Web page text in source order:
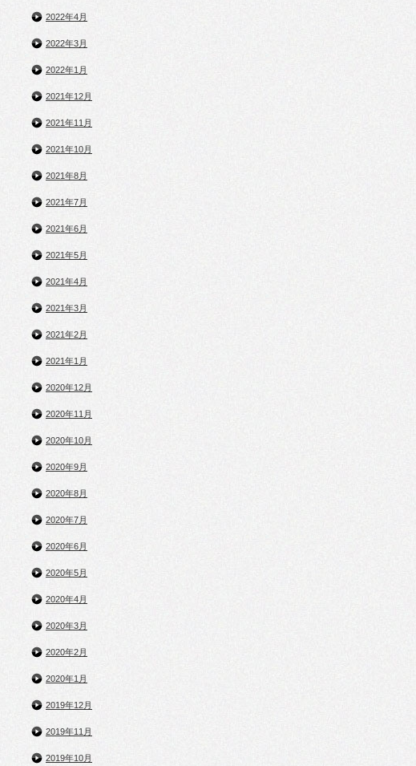
2022年4月
2022年3月
2022年1月
2021年12月
2021年11月
2021年10月
2021年8月
2021年7月
2021年6月
2021年5月
2021年4月
2021年3月
2021年2月
2021年1月
2020年12月
2020年11月
2020年10月
2020年9月
2020年8月
2020年7月
2020年6月
2020年5月
2020年4月
2020年3月
2020年2月
2020年1月
2019年12月
2019年11月
2019年10月